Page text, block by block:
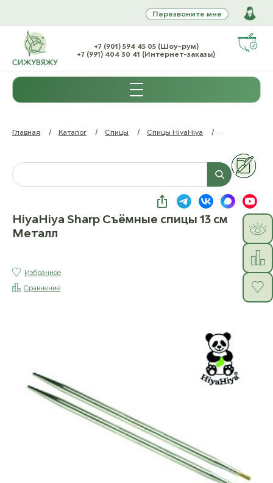
Перезвоните мне
+7 (901) 594 45 05 (Шоу-рум)
+7 (991) 404 30 41 (Интернет-заказы)
Главная / Каталог / Спицы / Спицы HiyaHiya /
HiyaHiya Sharp Съёмные спицы 13 см
Металл
Избранное
Сравнение